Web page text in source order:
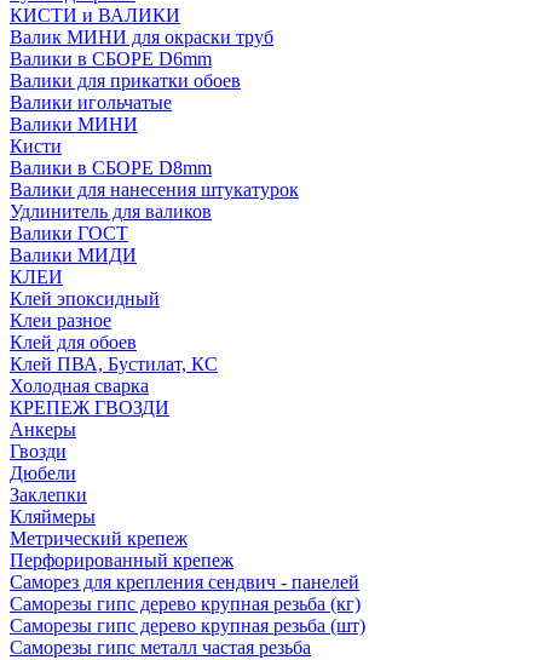
КИСТИ и ВАЛИКИ
Валик МИНИ для окраски труб
Валики в СБОРЕ D6mm
Валики для прикатки обоев
Валики игольчатые
Валики МИНИ
Кисти
Валики в СБОРЕ D8mm
Валики для нанесения штукатурок
Удлинитель для валиков
Валики ГОСТ
Валики МИДИ
КЛЕИ
Клей эпоксидный
Клеи разное
Клей для обоев
Клей ПВА, Бустилат, КС
Холодная сварка
КРЕПЕЖ ГВОЗДИ
Анкеры
Гвозди
Дюбели
Заклепки
Кляймеры
Метрический крепеж
Перфорированный крепеж
Саморез для крепления сендвич - панелей
Саморезы гипс дерево крупная резьба (кг)
Саморезы гипс дерево крупная резьба (шт)
Саморезы гипс металл частая резьба